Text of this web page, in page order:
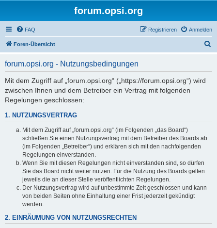
forum.opsi.org
FAQ Anmelden
Registrieren
Foren-Übersicht
forum.opsi.org - Nutzungsbedingungen
Mit dem Zugriff auf „forum.opsi.org“ („https://forum.opsi.org“) wird
zwischen Ihnen und dem Betreiber ein Vertrag mit folgenden
Regelungen geschlossen:
1. NUTZUNGSVERTRAG
Mit dem Zugriff auf „forum.opsi.org“ (im Folgenden „das Board“)
schließen Sie einen Nutzungsvertrag mit dem Betreiber des Boards ab
(im Folgenden „Betreiber“) und erklären sich mit den nachfolgenden
Regelungen einverstanden.
Wenn Sie mit diesen Regelungen nicht einverstanden sind, so dürfen
Sie das Board nicht weiter nutzen. Für die Nutzung des Boards gelten
jeweils die an dieser Stelle veröffentlichten Regelungen.
Der Nutzungsvertrag wird auf unbestimmte Zeit geschlossen und kann
von beiden Seiten ohne Einhaltung einer Frist jederzeit gekündigt
werden.
2. EINRÄUMUNG VON NUTZUNGSRECHTEN